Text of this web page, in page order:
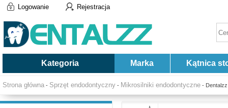
Logowanie Rejestracja
Kategoria Marka Kątnica
Strona główna - Sprzęt endodontyczny - Mikrosilniki endodontyczne - Dentalzz